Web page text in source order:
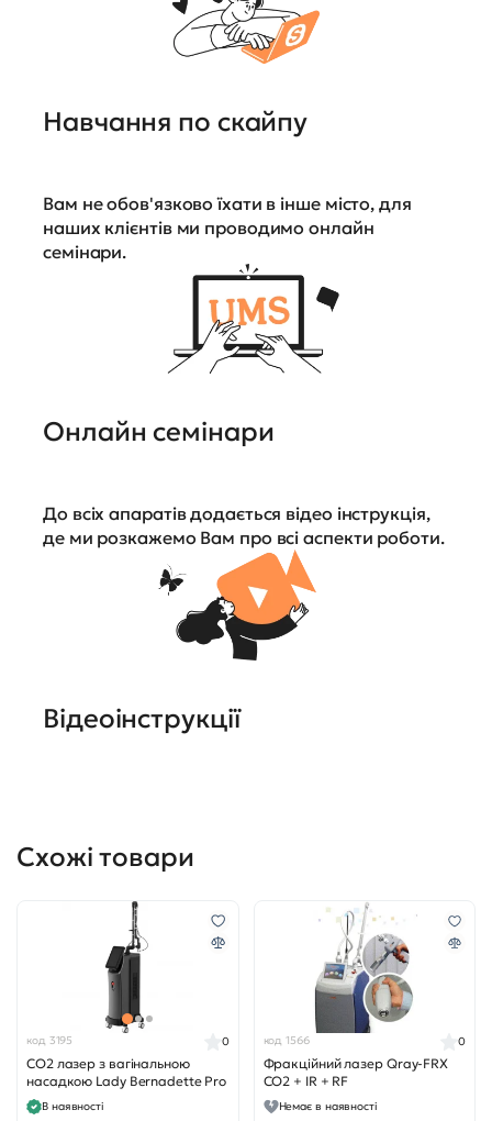
Навчання по скайпу
Вам не обов'язково їхати в інше місто, для
наших клієнтів ми проводимо онлайн
семінари.
Онлайн семінари
До всіх апаратів додається відео інструкція,
де ми розкажемо Вам про всі аспекти роботи.
Відеоінструкції
Схожі товари
код 3195
CO2 лазер з вагінальною
насадкою Lady Bernadette Pro
0
В наявності
код 1566
Фракційний лазер Qray-FRX
CO2 + IR + RF
0
Немає в наявності